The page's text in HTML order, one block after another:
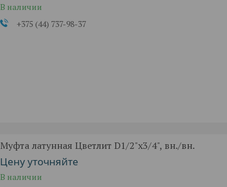
В наличии
+375 (44) 737-98-37
Муфта латунная Цветлит D1/2"x3/4", вн./вн.
Цену уточняйте
В наличии